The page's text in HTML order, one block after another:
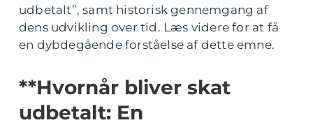
udbetalt”, samt historisk gennemgang af
dens udvikling over tid. Læs videre for at få
en dybdegående forståelse af dette emne.
**Hvornår bliver skat
udbetalt: En